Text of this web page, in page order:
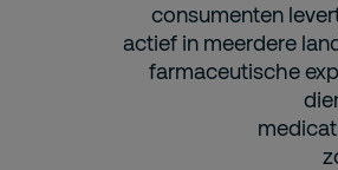
consumenten
actief in meerdere
farmaceutische